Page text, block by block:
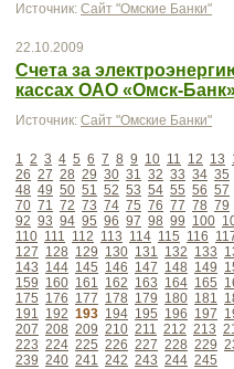
Источник: Сайт "Омские Банки"
22.10.2009
Счета за
кассах ОАО «Омск-
Источник: Сайт "Омские Банки"
1 2 3 4 5 6 7 8 9 10 11 12 13
26 27 28 29 30 31 32 33 34 35
48 49 50 51 52 53 54 55 56 57
70 71 72 73 74 75 76 77 78 79
92 93 94 95 96 97 98 99 100
110 111 112 113 114 115 116
127 128 129 130 131 132 133
143 144 145 146 147 148 149
159 160 161 162 163 164 165
175 176 177 178 179 180 181
191 192 193 194 195 196 197
207 208 209 210 211 212 213
223 224 225 226 227 228 229
239 240 241 242 243 244 245